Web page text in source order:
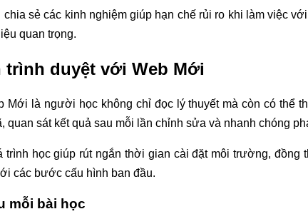
sẻ các kinh nghiệm giúp hạn chế rủi ro khi làm việc
quan trọng.
duyệt với Web Mới
Mới là người học không chỉ đọc lý thuyết mà còn có thể
quan sát kết quả sau mỗi lần chỉnh sửa và nhanh chóng
học giúp rút ngắn thời gian cài đặt môi trường,
các bước cấu hình ban đầu.
mỗi bài học